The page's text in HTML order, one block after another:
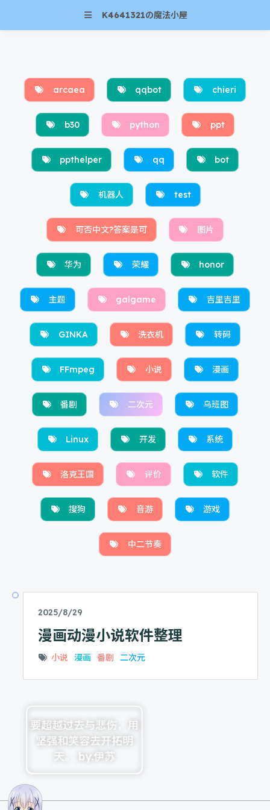
K4641321の魔法小屋
arcaea qqbot chieri
b30 python ppt
ppthelper qq bot
机器人 test
可否中文?答案是可 图片
华为 荣耀 honor
主题 galgame 吉里吉里
GINKA 洗衣机 转码
FFmpeg 小说 漫画
番剧 二次元 乌班图
Linux 开发 系统
洛克王国 评价 软件
搜狗 音游 游戏
中二节奏
2025/8/29
漫画动漫小说软件整理
小说 漫画 番剧 二次元
要超越过去与悲伤，用
坚强和笑容去开拓明
天。 by.伊苏